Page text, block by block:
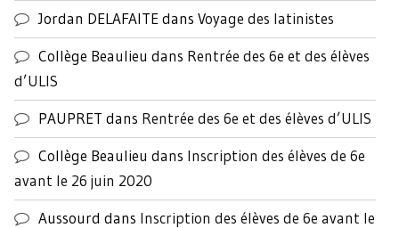
Jordan DELAFAITEdans Voyage des latinistes
Collège Beaulieu dans Rentrée des 6e et des élèves
d’ULIS
PAUPRET dans Rentrée des 6e et des élèves d’ULIS
Collège Beaulieu dans Inscription des élèves de 6e
avant le 26 juin 2020
Aussourd dans Inscription des élèves de 6e avant le